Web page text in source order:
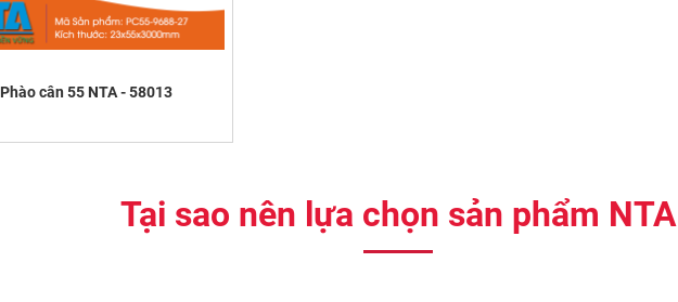
Phào cân 55 NTA - 58013
Tại sao nên lựa chọn sản phẩm NTA